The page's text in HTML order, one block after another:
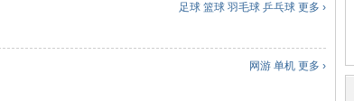
足球 篮球 羽毛球 乒乓球 更多 ›
网游 单机 更多 ›